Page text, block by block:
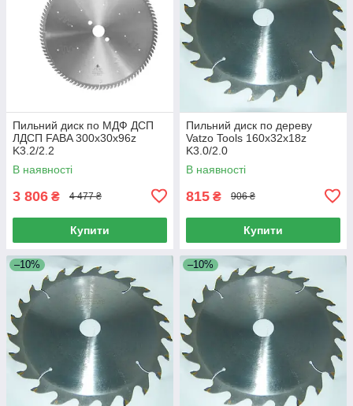
Пильний диск по МДФ ДСП
ЛДСП FABA 300x30x96z
K3.2/2.2
В наявності
3 806 ₴ 4 477 ₴
Купити
Пильний диск по дереву
Vatzo Tools 160x32x18z
K3.0/2.0
В наявності
815 ₴ 906 ₴
Купити
–10% –10%